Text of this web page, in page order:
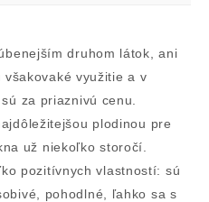
druhom látok, ani
využitie a v
za priaznivú cenu.
plodinou pre
už niekoľko storočí.
pozitívnych vlastností: sú
pohodlné, ľahko sa s